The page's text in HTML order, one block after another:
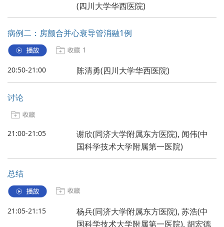
(四川大学华西医院)
病例二：房颤合并心衰导管消融1例
1
20:50-21:00 陈清勇(四川大学华西医院)
讨论
21:00-21:05
谢欣(同济大学附属东方医院), 闻伟(中
国科学技术大学附属第一医院)
总结
21:05-21:15
杨兵(同济大学附属东方医院), 苏浩(中
国科学技术大学附属第一医院), 胡宏德